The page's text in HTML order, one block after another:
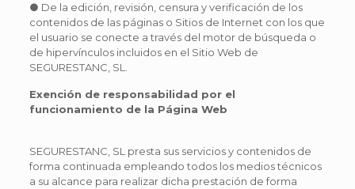
● De la edición, revisión, censura y verificación de los
contenidos de las páginas o Sitios de Internet con los que
el usuario se conecte a través del motor de búsqueda o
de hipervínculos incluidos en el Sitio Web de
SEGURESTANC, SL.
Exención de responsabilidad por el
funcionamiento de la Página Web
SEGURESTANC, SL presta sus servicios y contenidos de
forma continuada empleando todos los medios técnicos
a su alcance para realizar dicha prestación de forma